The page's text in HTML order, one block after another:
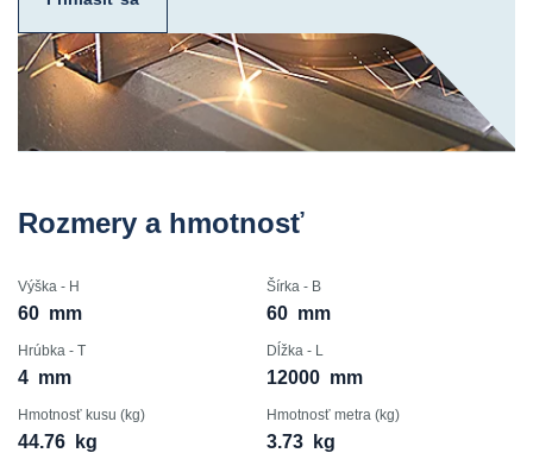
Rozmery a hmotnosť
Výška - H
60 mm
Šírka - B
60 mm
Hrúbka - T
4 mm
Dĺžka - L
12000 mm
Hmotnosť kusu (kg)
44.76 kg
Hmotnosť metra (kg)
3.73 kg